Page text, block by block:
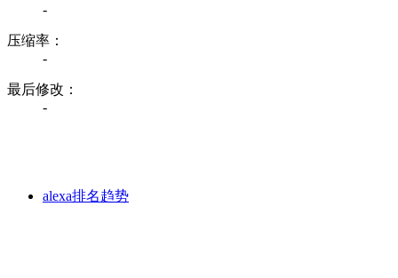
-
压缩率：
-
最后修改：
-
alexa排名趋势